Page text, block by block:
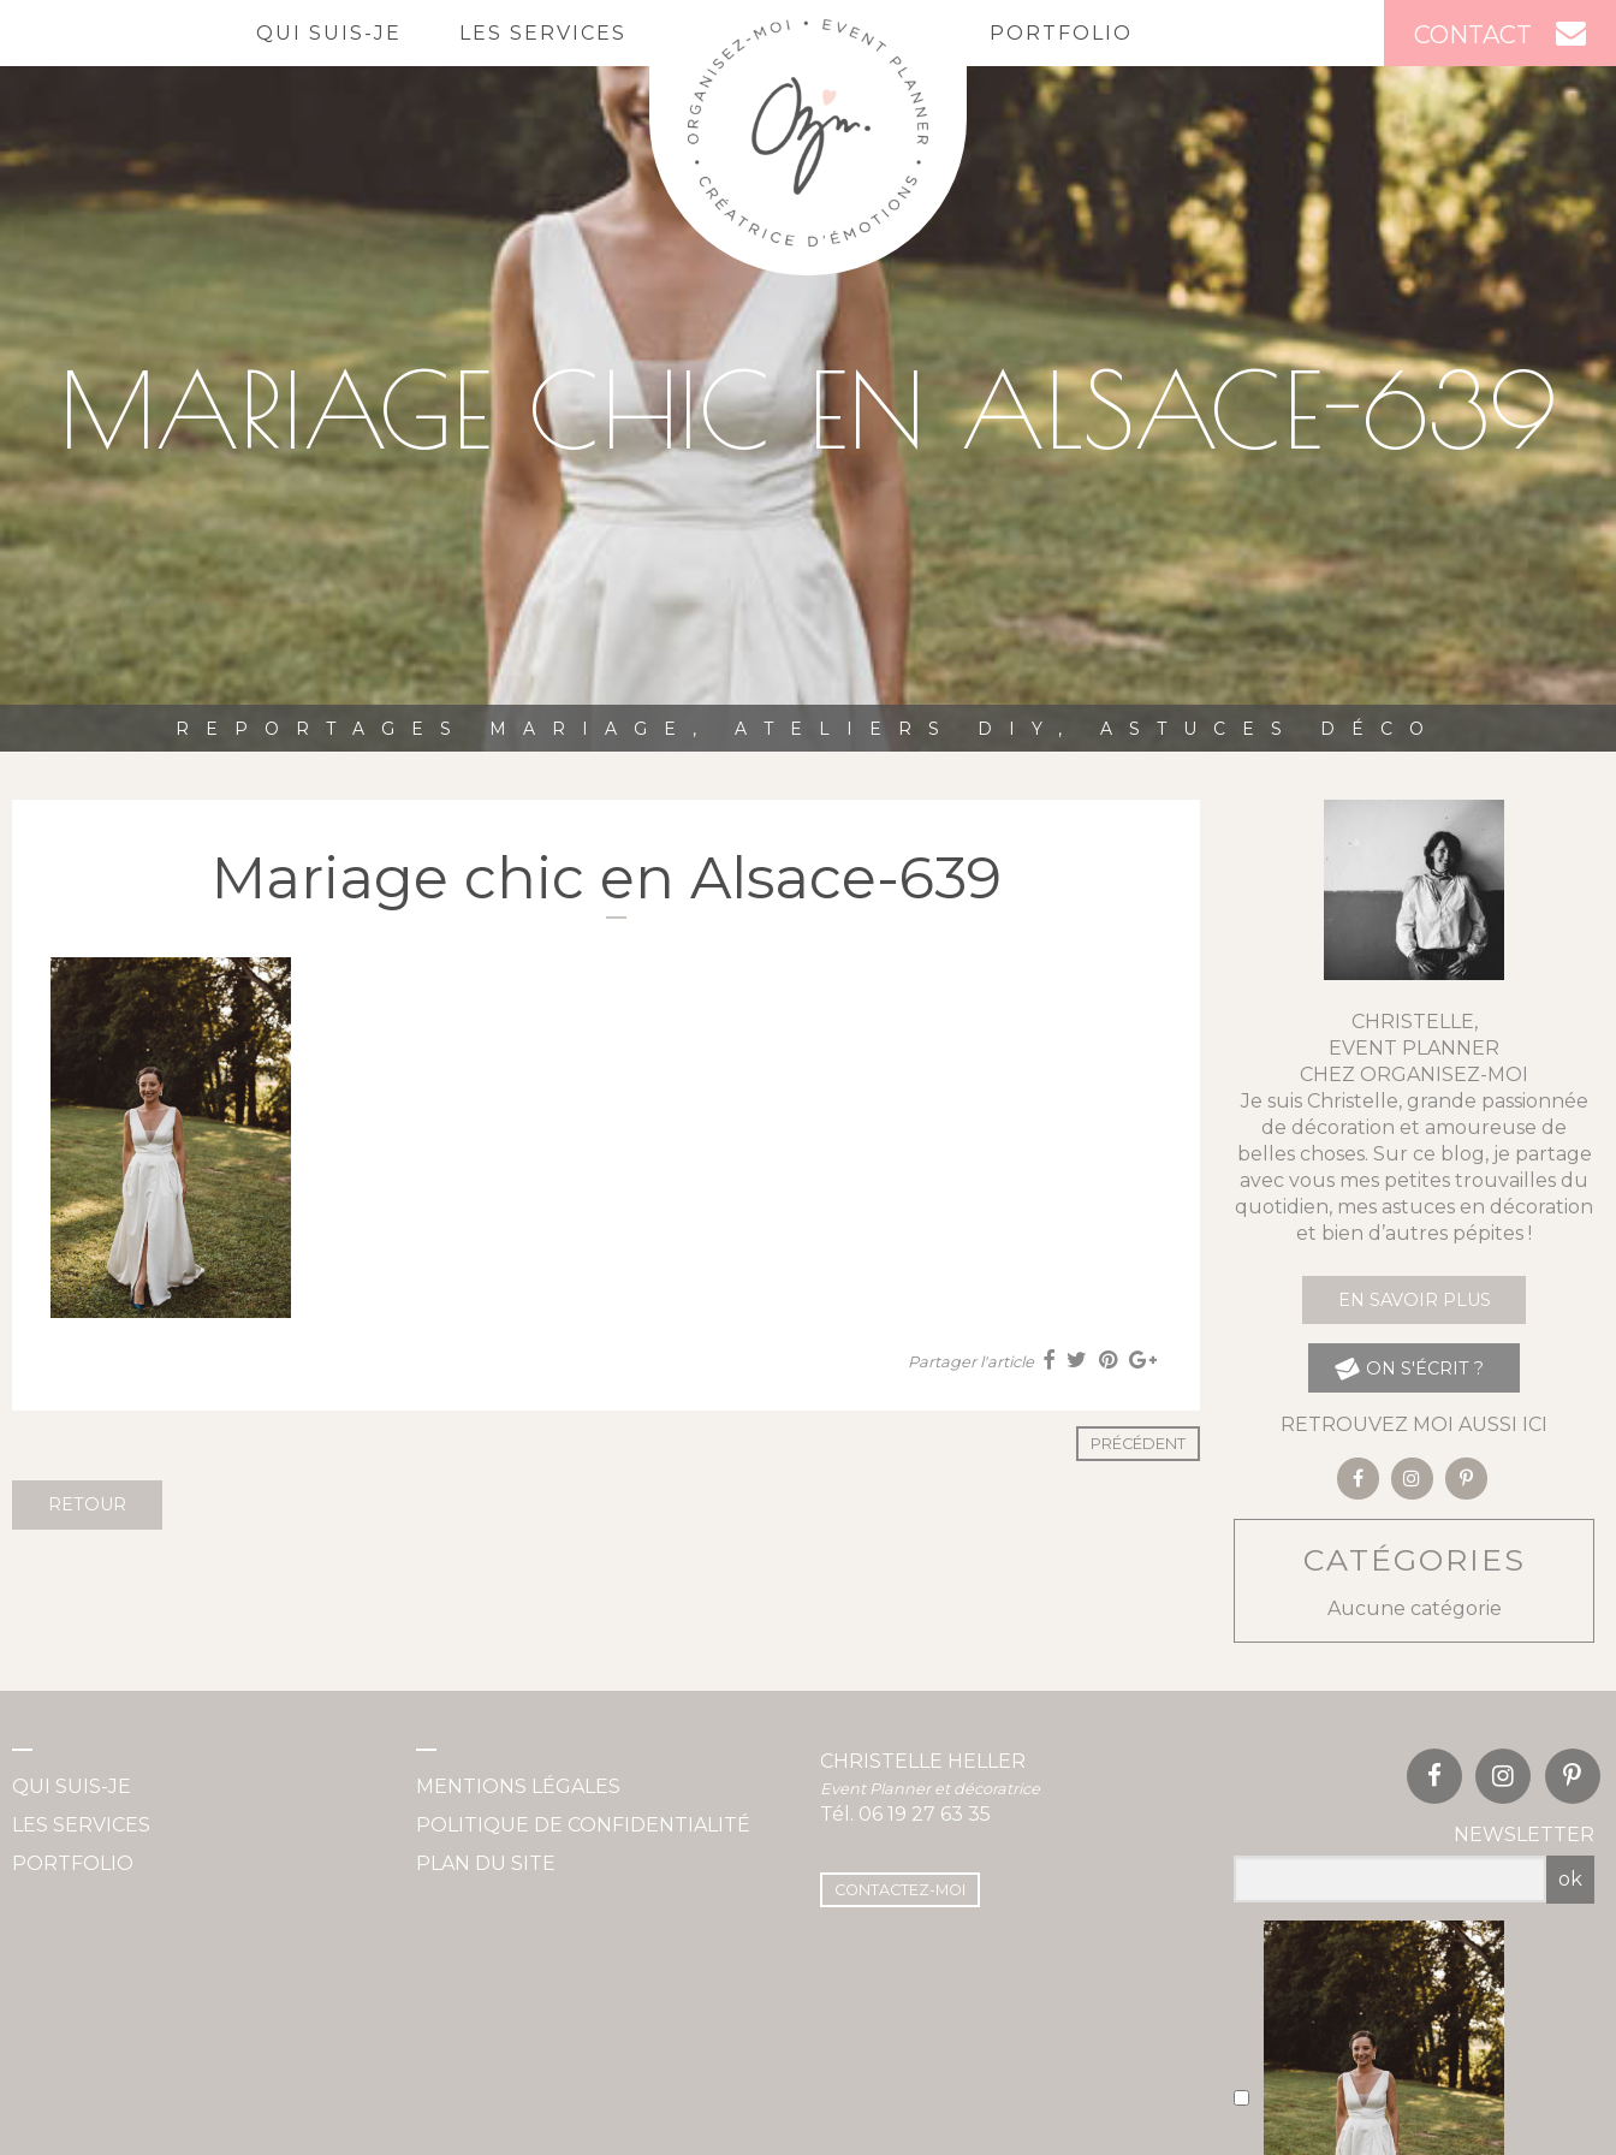
CONTACT
QUI SUIS-JE LES SERVICES PORTFOLIO
MARIAGE CHIC EN ALSACE-639
REPORTAGES MARIAGE, ATELIERS DIY, ASTUCES DÉCO
Mariage chic en Alsace-639
Partager l'article
PRÉCÉDENT
RETOUR
CHRISTELLE,
EVENT PLANNER
CHEZ ORGANISEZ-MOI
Je suis Christelle, grande passionnée
de décoration et amoureuse de
belles choses. Sur ce blog, je partage
avec vous mes petites trouvailles du
quotidien, mes astuces en décoration
et bien d’autres pépites !
EN SAVOIR PLUS
ON S'ÉCRIT ?
RETROUVEZ MOI AUSSI ICI
CATÉGORIES
Aucune catégorie
QUI SUIS-JE
LES SERVICES
PORTFOLIO
MENTIONS LÉGALES
POLITIQUE DE CONFIDENTIALITÉ
PLAN DU SITE
CHRISTELLE HELLER
Event Planner et décoratrice
Tél. 06 19 27 63 35
CONTACTEZ-MOI
NEWSLETTER
ok